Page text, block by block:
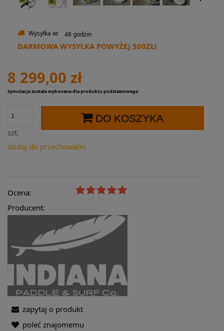
Wysyłka w: 48 godzin
DARMOWA WYSYŁKA POWYŻEJ 500ZŁ!
8 299,00 zł
Symulacja została wykonana dla produktu podstawowego
szt.
DO KOSZYKA
dodaj do przechowalni
Ocena:
Producent:
zapytaj o produkt
poleć znajomemu